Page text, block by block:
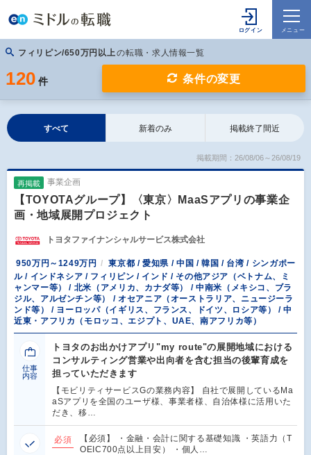
フィリピン/650万円以上の転職・求人情報一覧
120 件 条件の変更
すべて 新着のみ 掲載終了間近
掲載期間：26/08/06～26/08/19
再掲載 事業企画
【TOYOTAグループ】〈東京〉MaaSアプリの事業企
画・地域展開プロジェクト
トヨタファイナンシャルサービス株式会社
950万円～1249万円
東京都 / 愛知県 / 中国 / 韓国 / 台湾 / シンガポー
ル / インドネシア / フィリピン / インド / その他アジア（ベトナム、ミ
ャンマー等） / 北米（アメリカ、カナダ等） / 中南米（メキシコ、ブラ
ジル、アルゼンチン等） / オセアニア（オーストラリア、ニュージーラ
ンド等） / ヨーロッパ（イギリス、フランス、ドイツ、ロシア等） / 中
近東・アフリカ（モロッコ、エジプト、UAE、南アフリカ等）
仕事
内容
トヨタのお出かけアプリ"my route"の展開地域における
コンサルティング営業や出向者を含む担当の後輩育成を
担っていただきます
【モビリティサービスGの業務内容】 自社で展開しているMa
aSアプリを全国のユーザ様、事業者様、自治体様に活用いた
だき、移…
必須
【必須】 ・金融・会計に関する基礎知識 ・英語力（T
OEIC700点以上目安） ・個人…